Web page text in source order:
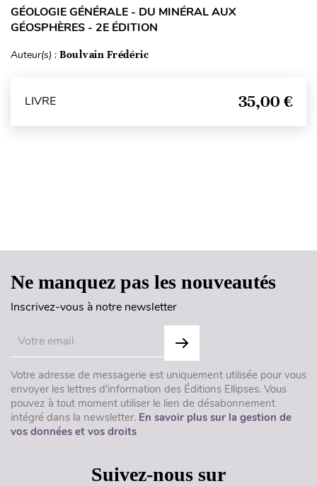
GÉOLOGIE GÉNÉRALE - DU MINÉRAL AUX
GÉOSPHÈRES - 2E ÉDITION
Auteur(s) : Boulvain Frédéric
LIVRE 35,00 €
Ne manquez pas les nouveautés
Inscrivez-vous à notre newsletter
Votre adresse de messagerie est uniquement utilisée pour vous
envoyer les lettres d'information des Éditions Ellipses. Vous
pouvez à tout moment utiliser le lien de désabonnement
intégré dans la newsletter. En savoir plus sur la gestion de
vos données et vos droits
Suivez-nous sur